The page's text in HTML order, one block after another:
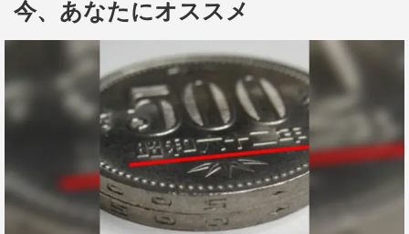
期生、遠藤さくらの3人は、乃木坂46の新しい時代の到来
を感じさせるフレッシュなグラビアに。爽やかなワンピー
スで美脚を披露しているほか、リゾート感あふれるスカー
トスタイルでフルーツポンチを仲良く食べるシーンも。さ
らに、ヘルシーなTシャツ短パンコーデも披露する。もち
ろん新曲のインタビューも。
松村沙友理と新内眞衣の仲良しコンビは、歳も近く同じ
B型同士。リラックスした2人のプライベート感いっぱい
今、あなたにオススメ